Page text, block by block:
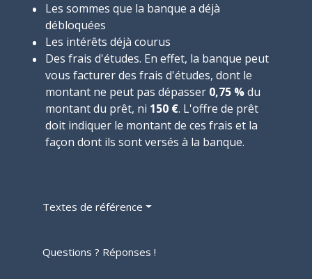
Les sommes que la banque a déjà
débloquées
Les intérêts déjà courus
Des frais d'études. En effet, la banque peut
vous facturer des frais d'études, dont le
montant ne peut pas dépasser 0,75 %du
montant du prêt, ni 150 €. L'offre de prêt
doit indiquer le montant de ces frais et la
façon dont ils sont versés à la banque.
Textes de référence
Questions ? Réponses !